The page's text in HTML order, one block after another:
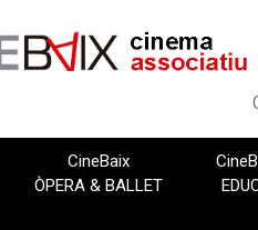
CineBaix
ÒPERA & BALLET